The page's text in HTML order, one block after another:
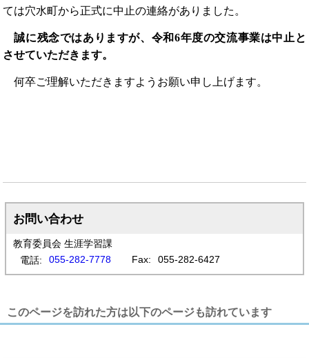
ては穴水町から正式に中止の連絡がありました。
誠に残念ではありますが、令和6年度の交流事業は中止と
させていただきます。
何卒ご理解いただきますようお願い申し上げます。
お問い合わせ
教育委員会 生涯学習課
電話:
055-282-7778 Fax: 055-282-6427
このページを訪れた方は以下のページも訪れています